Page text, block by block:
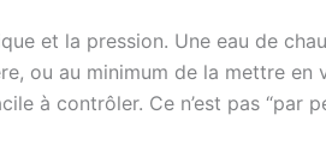
et la pression. Une eau de
ou au minimum de la mettre en
à contrôler. Ce n’est pas “par